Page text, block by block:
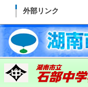
外部リンク